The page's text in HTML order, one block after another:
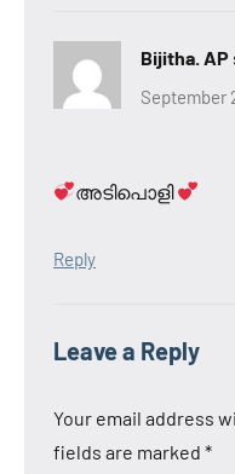
Bijitha. AP
September
അടിപൊളി
Reply
Leave a Reply
Your email address
fields are marked *